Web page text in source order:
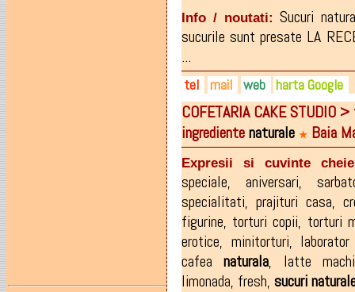
Info / noutati:Sucuri
sucurile sunt presate LA
...
tel
0743-981.963
0362-419.040
mail
office@vitagreen.ro
web
greenlife.ro
vitaherbs.ro
facebook.com/
harta Google
COFETARIA CAKE
ingredientenaturale ★ Baia
Expresii si cuvinte
speciale,aniversari,
specialitati, prajituri casa,
figurine, torturi copii, torturi
erotice, minitorturi,
cafeanaturala, latte
limonada, fresh, sucuri